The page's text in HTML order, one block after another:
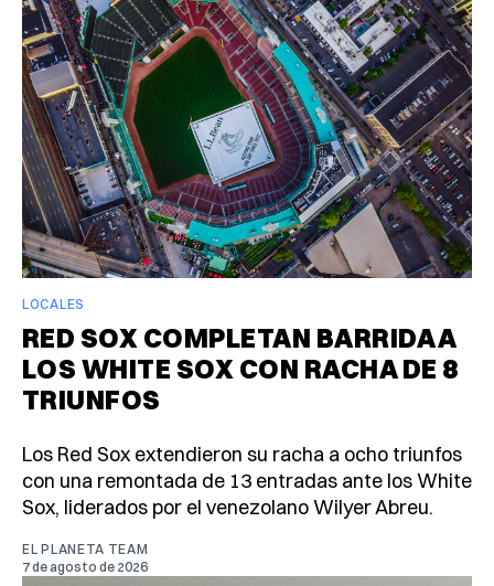
LOCALES
RED SOX COMPLETAN BARRIDA A
LOS WHITE SOX CON RACHA DE 8
TRIUNFOS
Los Red Sox extendieron su racha a ocho triunfos
con una remontada de 13 entradas ante los White
Sox, liderados por el venezolano Wilyer Abreu.
EL PLANETA TEAM
7 de agosto de 2026